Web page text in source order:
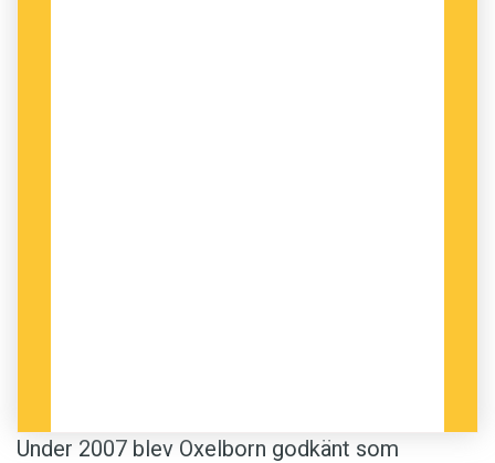
Under 2007 blev Oxelborn godkänt som